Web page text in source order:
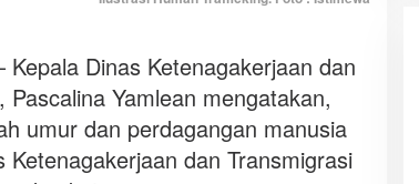
Dinas Ketenagakerjaan dan
Yamlean mengatakan,
umur dan perdagangan manusia
dan Transmigrasi